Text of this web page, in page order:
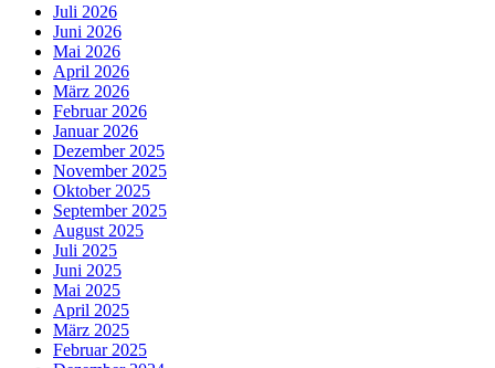
Juli 2026
Juni 2026
Mai 2026
April 2026
März 2026
Februar 2026
Januar 2026
Dezember 2025
November 2025
Oktober 2025
September 2025
August 2025
Juli 2025
Juni 2025
Mai 2025
April 2025
März 2025
Februar 2025